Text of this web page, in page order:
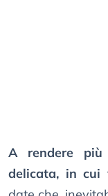
A rendere più
delicata, in cui